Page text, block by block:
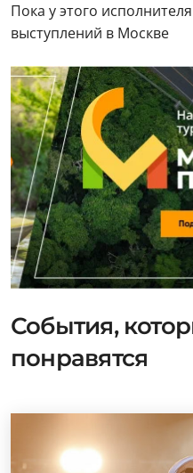
Пока у этого
выступлений в Москве
События,
понравятся